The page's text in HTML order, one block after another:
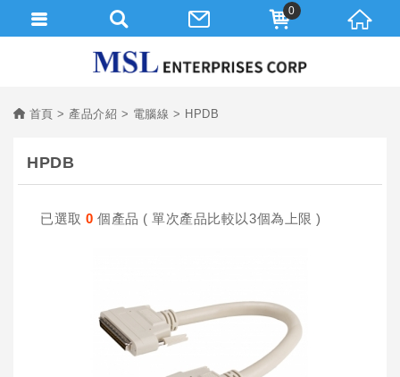
首頁 產品介紹 電腦線 HPDB
HPDB
已選取 0個產品 ( 單次產品比較以3個為上限 )
0